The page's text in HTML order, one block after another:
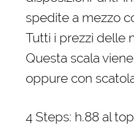
spedite a mezzo
Tutti i prezzi delle
Questa scala
oppure con
4 Steps: h.88 al